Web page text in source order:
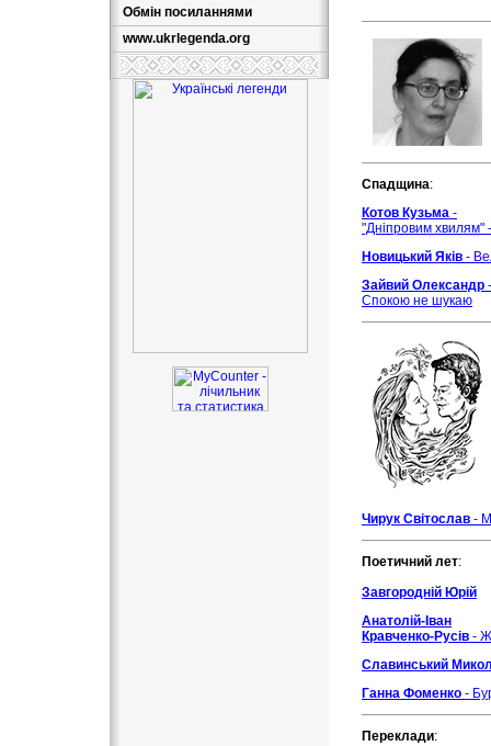
Обмін посиланнями
www.ukrlegenda.org
Спадщина:
Котов Кузьма -
"Дніпровим хвилям"
Новицький Яків -
Зайвий Олександр -
Спокою не шукаю
Чирук Світослав -
Поетичний лет:
Завгородній Юрій
Анатолій-Іван
Кравченко-Русів -
Славинський
Ганна Фоменко -
Переклади: